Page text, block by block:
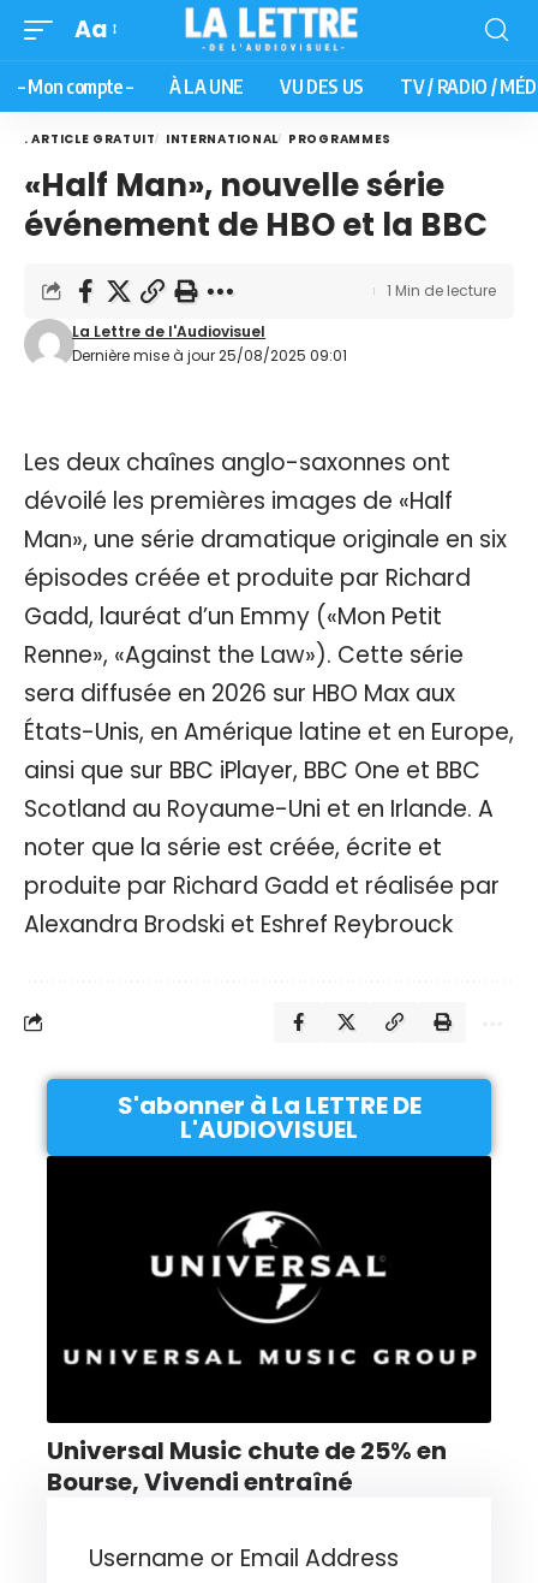
Aa
– Mon compte – À LA UNE VU DES US TV / RADIO /
. ARTICLE GRATUIT INTERNATIONAL PROGRAMMES
«Half Man», nouvelle série
événement de HBO et la BBC
Dernière mise à jour 25/08/2025 09:01
La Lettre de l'Audiovisuel
1 Min de lecture
Les deux chaînes anglo-saxonnes ont
dévoilé les premières images de «Half
Man», une série dramatique originale en six
épisodes créée et produite par Richard
Gadd, lauréat d’un Emmy («Mon Petit
Renne», «Against the Law»). Cette série
sera diffusée en 2026 sur HBO Max aux
États-Unis, en Amérique latine et en Europe,
ainsi que sur BBC iPlayer, BBC One et BBC
Scotland au Royaume-Uni et en Irlande. A
noter que la série est créée, écrite et
produite par Richard Gadd et réalisée par
Alexandra Brodski et Eshref Reybrouck
S'abonner à La LETTRE DE
L'AUDIOVISUEL
Universal Music chute de 25% en
Bourse, Vivendi entraîné
Username or Email Address